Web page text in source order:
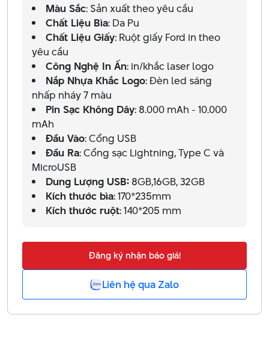
Màu Sắc: Sản xuất theo yêu cầu
Chất Liệu Bìa: Da Pu
Chất Liệu Giấy: Ruột giấy Ford in theo
yêu cầu
Công Nghệ In Ấn: in/khắc laser logo
Nắp Nhựa Khắc Logo: Đèn led sáng
nhấp nháy 7 màu
Pin Sạc Không Dây: 8.000 mAh - 10.000
mAh
Đầu Vào: Cổng USB
Đầu Ra: Cổng sạc Lightning, Type C và
MicroUSB
Dung Lượng USB: 8GB,16GB, 32GB
Kích thước bìa: 170*235mm
Kích thước ruột: 140*205 mm
Đăng ký nhận báo giá!
Liên hệ qua Zalo